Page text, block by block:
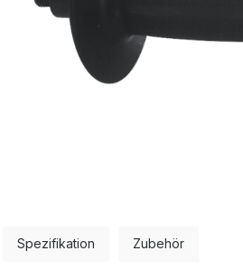
Spezifikation Zubehör